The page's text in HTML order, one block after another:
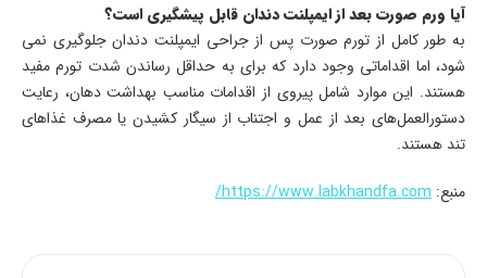
آیا ورم صورت بعد از ایمپلنت دندان قابل پیشگیری است؟
به طور کامل از تورم صورت پس از جراحی ایمپلنت دندان جلوگیری نمی
شود، اما اقداماتی وجود دارد که برای به حداقل رساندن شدت تورم مفید
هستند. این موارد شامل پیروی از اقدامات مناسب بهداشت دهان، رعایت
دستورالعمل‌های بعد از عمل و اجتناب از سیگار کشیدن یا مصرف غذاهای
تند هستند.
منبع: https://www.labkhandfa.com/